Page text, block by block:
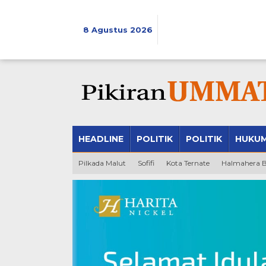
8 Agustus 2026
HEADLINE POLITIK POLITIK
Pilkada Malut Sofifi Kota Ternate Halmahera